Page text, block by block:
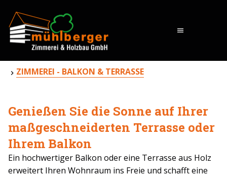
menu
ZIMMEREI - BALKON & TERRASSE
Genießen Sie die Sonne auf Ihrer
maßgeschneiderten Terrasse oder
Ihrem Balkon
Ein hochwertiger Balkon oder eine Terrasse aus Holz
erweitert Ihren Wohnraum ins Freie und schafft eine